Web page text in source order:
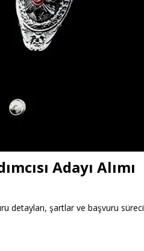
Adayı Alımı
detayları, şartlar ve başvuru süreci